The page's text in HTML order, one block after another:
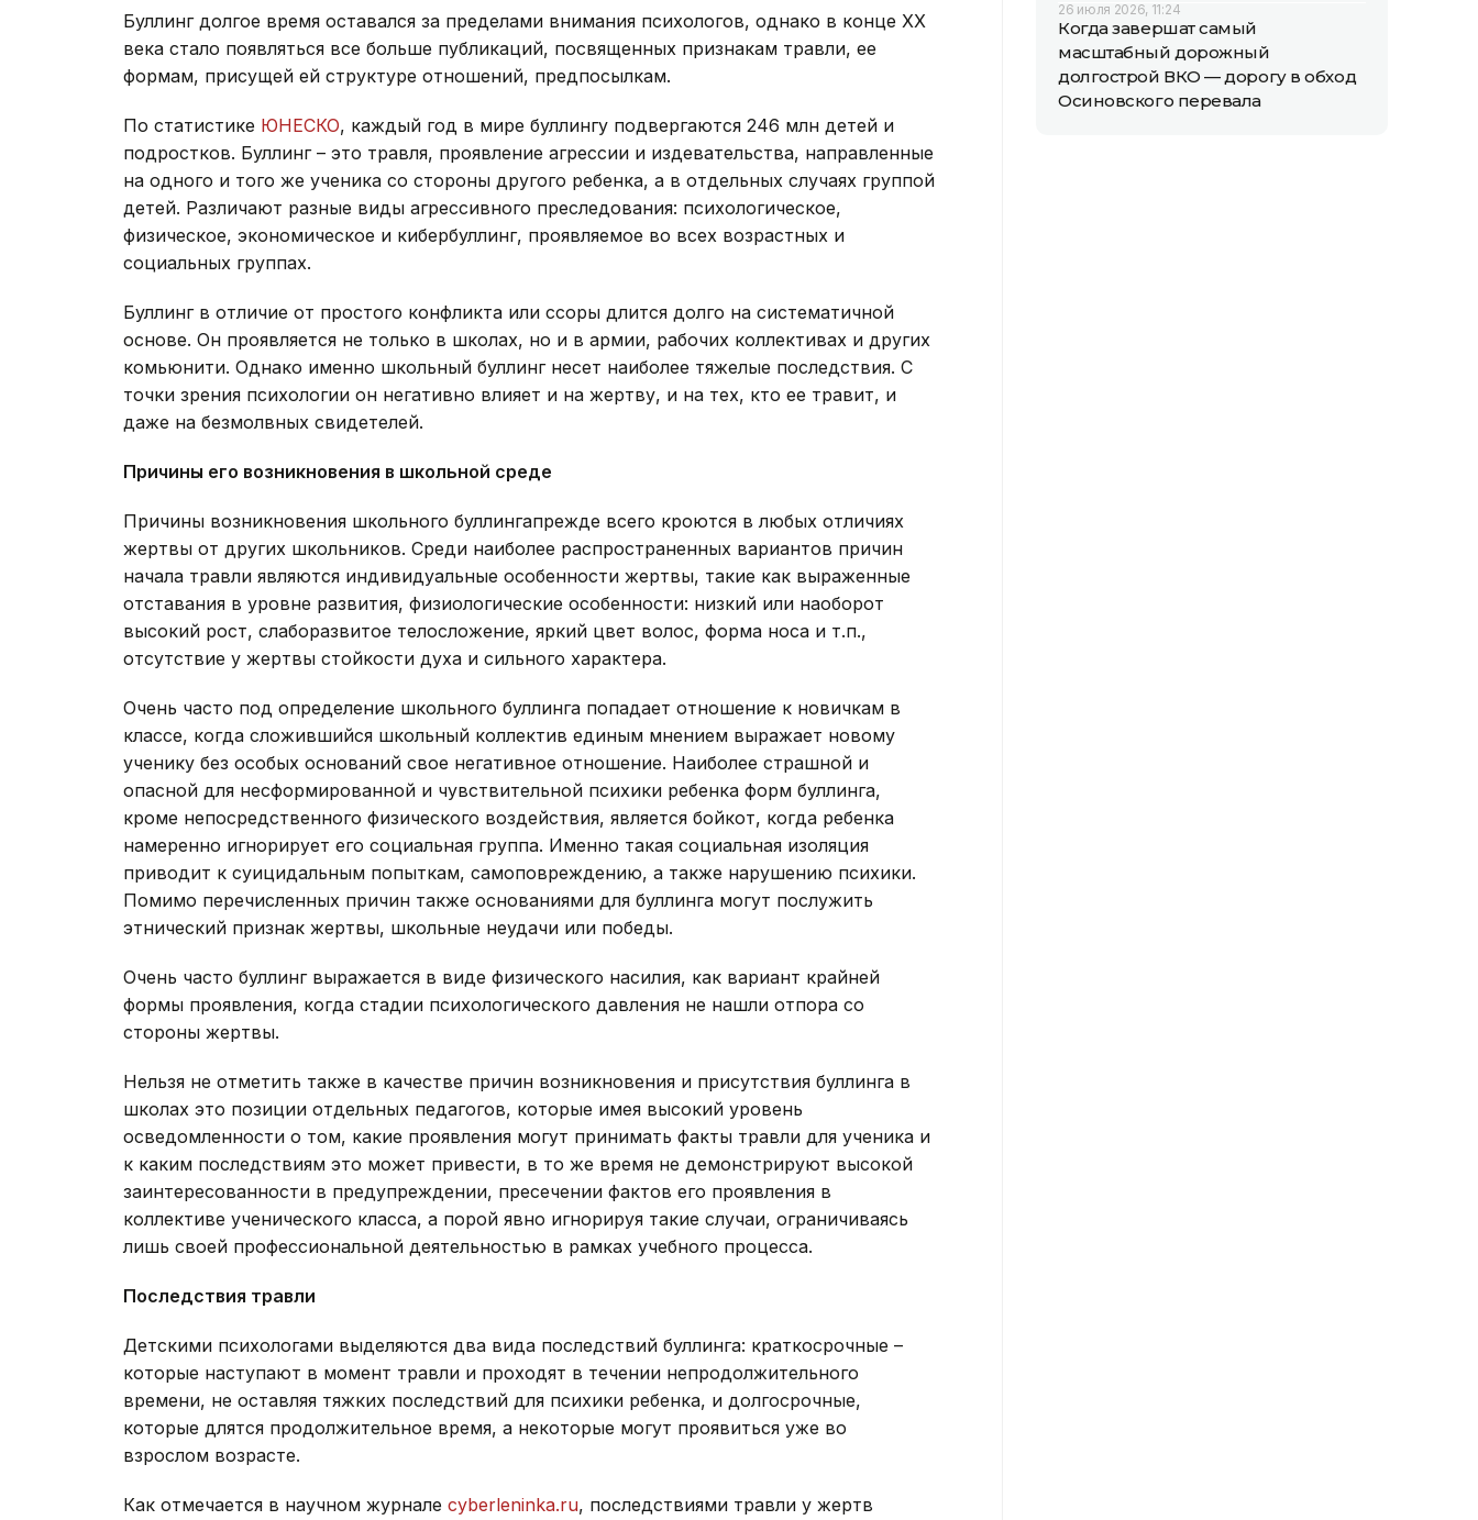
Буллинг долгое время оставался за пределами внимания психологов, однако в конце XX
века стало появляться все больше публикаций, посвященных признакам травли, ее
формам, присущей ей структуре отношений, предпосылкам.
По статистике ЮНЕСКО, каждый год в мире буллингу подвергаются 246 млн детей и
подростков. Буллинг – это травля, проявление агрессии и издевательства, направленные
на одного и того же ученика со стороны другого ребенка, а в отдельных случаях группой
детей. Различают разные виды агрессивного преследования: психологическое,
физическое, экономическое и кибербуллинг, проявляемое во всех возрастных и
социальных группах.
Буллинг в отличие от простого конфликта или ссоры длится долго на систематичной
основе. Он проявляется не только в школах, но и в армии, рабочих коллективах и других
комьюнити. Однако именно школьный буллинг несет наиболее тяжелые последствия. С
точки зрения психологии он негативно влияет и на жертву, и на тех, кто ее травит, и
даже на безмолвных свидетелей.
Причины его возникновения в школьной среде
Причины возникновения школьного буллингапрежде всего кроются в любых отличиях
жертвы от других школьников. Среди наиболее распространенных вариантов причин
начала травли являются индивидуальные особенности жертвы, такие как выраженные
отставания в уровне развития, физиологические особенности: низкий или наоборот
высокий рост, слаборазвитое телосложение, яркий цвет волос, форма носа и т.п.,
отсутствие у жертвы стойкости духа и сильного характера.
Очень часто под определение школьного буллинга попадает отношение к новичкам в
классе, когда сложившийся школьный коллектив единым мнением выражает новому
ученику без особых оснований свое негативное отношение. Наиболее страшной и
опасной для несформированной и чувствительной психики ребенка форм буллинга,
кроме непосредственного физического воздействия, является бойкот, когда ребенка
намеренно игнорирует его социальная группа. Именно такая социальная изоляция
приводит к суицидальным попыткам, самоповреждению, а также нарушению психики.
Помимо перечисленных причин также основаниями для буллинга могут послужить
этнический признак жертвы, школьные неудачи или победы.
Очень часто буллинг выражается в виде физического насилия, как вариант крайней
формы проявления, когда стадии психологического давления не нашли отпора со
стороны жертвы.
Нельзя не отметить также в качестве причин возникновения и присутствия буллинга в
школах это позиции отдельных педагогов, которые имея высокий уровень
осведомленности о том, какие проявления могут принимать факты травли для ученика и
к каким последствиям это может привести, в то же время не демонстрируют высокой
заинтересованности в предупреждении, пресечении фактов его проявления в
коллективе ученического класса, а порой явно игнорируя такие случаи, ограничиваясь
лишь своей профессиональной деятельностью в рамках учебного процесса.
Последствия травли
Детскими психологами выделяются два вида последствий буллинга: краткосрочные –
которые наступают в момент травли и проходят в течении непродолжительного
времени, не оставляя тяжких последствий для психики ребенка, и долгосрочные,
которые длятся продолжительное время, а некоторые могут проявиться уже во
взрослом возрасте.
Как отмечается в научном журнале cyberleninka.ru, последствиями травли у жертв
26 июля 2026, 11:24
Когда завершат самый
масштабный дорожный
долгострой ВКО — дорогу в обход
Осиновского перевала